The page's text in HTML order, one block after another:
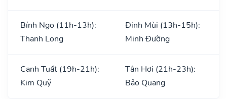
Bính Ngọ (11h-13h):
Thanh Long
Đinh Mùi (13h-15h):
Minh Đường
Canh Tuất (19h-21h):
Kim Quỹ
Tân Hợi (21h-23h):
Bảo Quang